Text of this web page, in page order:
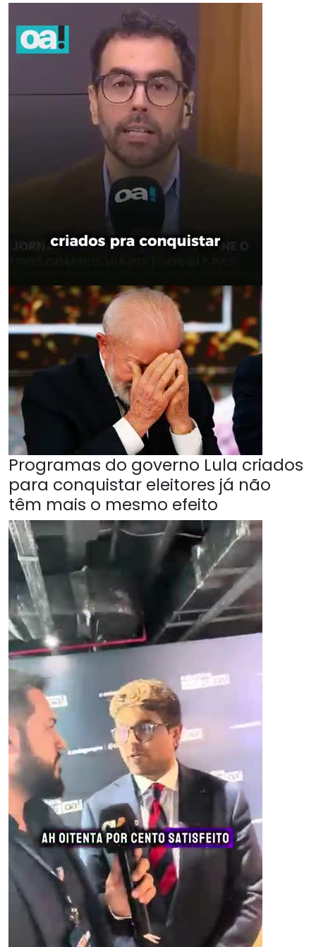
Programas do governo Lula criados
para conquistar eleitores já não
têm mais o mesmo efeito